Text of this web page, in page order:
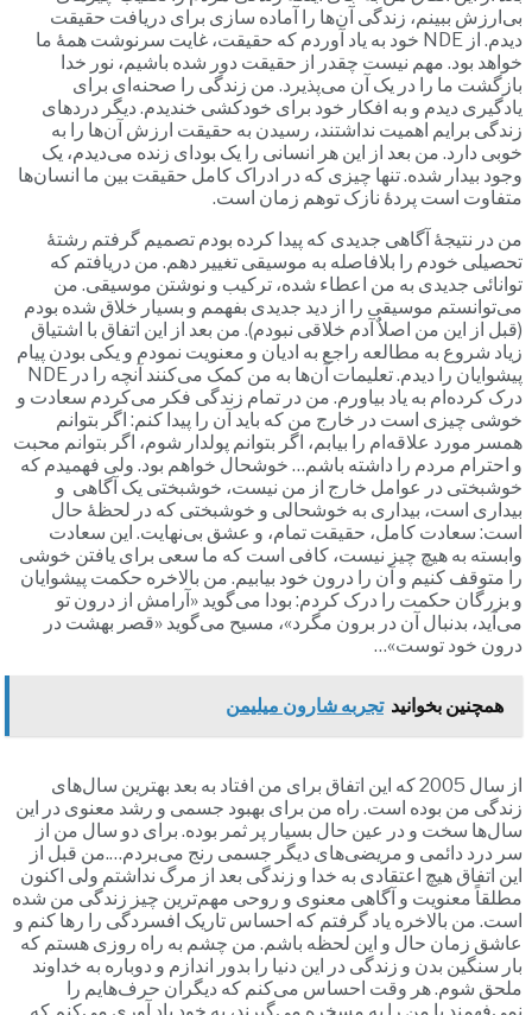
بی‌ارزش ببینم، زندگی آن‌ها را آماده سازی برای دریافت حقیقت
دیدم. از NDE خود به یاد آوردم که حقیقت، غایت سرنوشت همۀ ما
خواهد بود. مهم نیست چقدر از حقیقت دور شده باشیم، نور خدا
بازگشت ما را در یک آن می‌پذیرد. من زندگی را صحنه‌ای برای
یادگیری دیدم و به افکار خود برای خودکشی خندیدم. دیگر دردهای
زندگی برایم اهمیت نداشتند، رسیدن به حقیقت ارزش آن‌ها را به
خوبی دارد. من بعد از این هر انسانی را یک بودای زنده می‌دیدم، یک
وجود بیدار شده. تنها چیزی که در ادراک کامل حقیقت بین ما انسان‌ها
متفاوت است پردۀ نازک توهم زمان است.
من در نتیجۀ آگاهی جدیدی که پیدا کرده بودم تصمیم گرفتم رشتۀ
تحصیلی خودم را بلافاصله به موسیقی تغییر دهم. من دریافتم که
توانائی جدیدی به من اعطاء شده، ترکیب و نوشتن موسیقی. من
می‌توانستم موسیقی را از دید جدیدی بفهمم و بسیار خلاق شده بودم
(قبل از این من اصلاٌ آدم خلاقی نبودم). من بعد از این اتفاق با اشتیاق
زیاد شروع به مطالعه راجع به ادیان و معنویت نمودم و یکی بودن پیام
پیشوایان را دیدم. تعلیمات آن‌ها به من کمک می‌کنند آنچه را در NDE
درک کرده‌ام به یاد بیاورم. من در تمام زندگی فکر می‌کردم سعادت و
خوشی چیزی است در خارج من که باید آن را پیدا کنم: اگر بتوانم
همسر مورد علاقه‌ام را بیابم، اگر بتوانم پولدار شوم، اگر بتوانم محبت
و احترام مردم را داشته باشم… خوشحال خواهم بود. ولی فهمیدم که
خوشبختی در عوامل خارج از من نیست، خوشبختی یک آگاهی و
بیداری است، بیداری به خوشحالی و خوشبختی که در لحظۀ حال
است: سعادت کامل، حقیقت تمام، و عشق بی‌نهایت. این سعادت
وابسته به هیچ چیز نیست، کافی است که ما سعی برای یافتن خوشی
را متوقف کنیم و آن را درون خود بیابیم. من بالاخره حکمت پیشوایان
و بزرگان حکمت را درک کردم: بودا می‌گوید «آرامش از درون تو
می‌آید، بدنبال آن در برون مگرد»، مسیح می‌گوید «قصر بهشت در
درون خود توست»…
همچنین بخوانید تجربه شارون میلیمن
از سال 2005 که این اتفاق برای من افتاد به بعد بهترین سال‌های
زندگی من بوده است. راه من برای بهبود جسمی و رشد معنوی در این
سال‌ها سخت و در عین حال بسیار پر ثمر بوده. برای دو سال من از
سر درد دائمی و مریضی‌های دیگر جسمی رنج می‌بردم….من قبل از
این اتفاق هیچ اعتقادی به خدا و زندگی بعد از مرگ نداشتم ولی اکنون
مطلقاً معنویت و آگاهی معنوی و روحی مهم‌ترین چیز زندگی من شده
است. من بالاخره یاد گرفتم که احساس تاریک افسردگی را رها کنم و
عاشق زمان حال و این لحظه باشم. من چشم به راه روزی هستم که
بار سنگین بدن و زندگی در این دنیا را بدور اندازم و دوباره به خداوند
ملحق شوم. هر وقت احساس می‌کنم که دیگران حرف‌هایم را